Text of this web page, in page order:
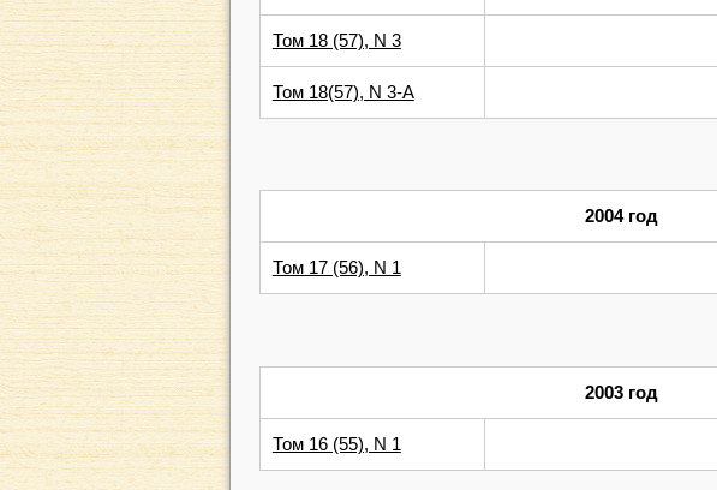
Том 18 (57), N 3
Том 18(57), N 3-А
2004 год
Том 17 (56), N 1
2003 год
Том 16 (55), N 1